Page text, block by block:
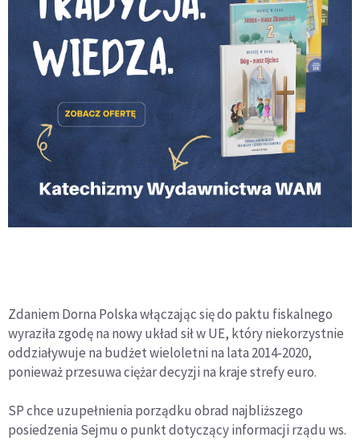
Zdaniem Dorna Polska włączając się do paktu fiskalnego
wyraziła zgodę na nowy układ sił w UE, który niekorzystnie
oddziaływuje na budżet wieloletni na lata 2014-2020,
ponieważ przesuwa ciężar decyzji na kraje strefy euro.
SP chce uzupełnienia porządku obrad najbliższego
posiedzenia Sejmu o punkt dotyczący informacji rządu ws.